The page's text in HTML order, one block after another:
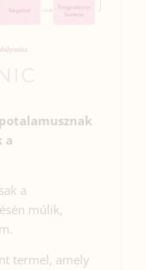
a
a
múlik,
termel, amely